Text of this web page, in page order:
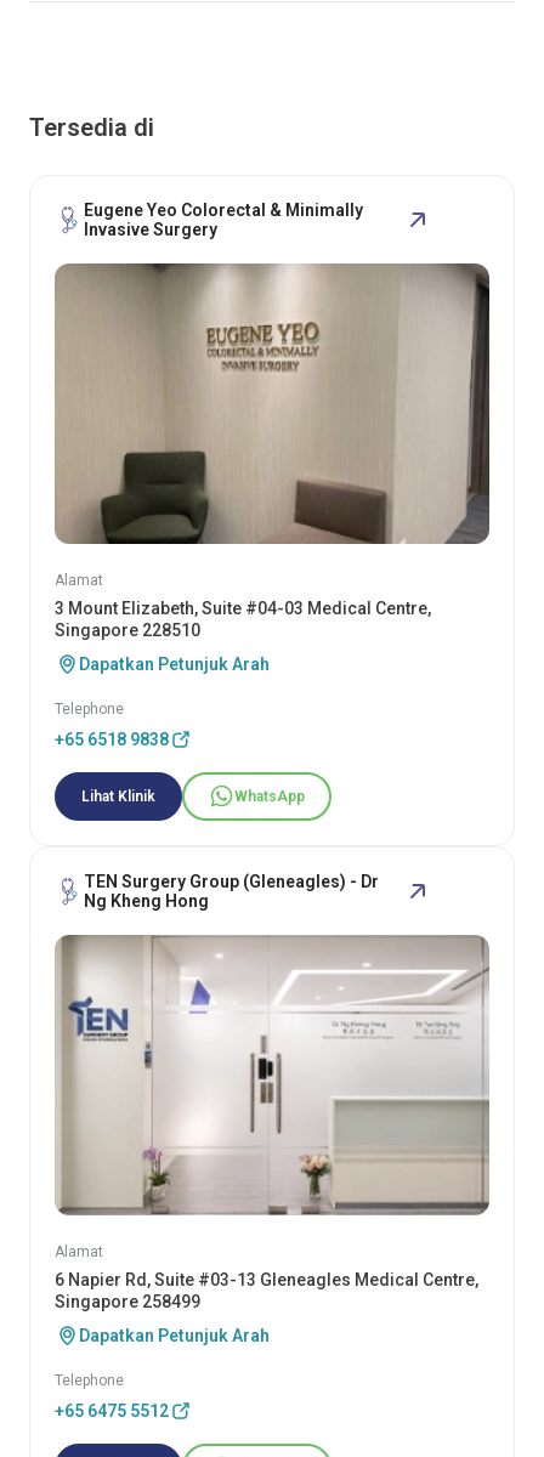
Tersedia di
Eugene Yeo Colorectal & Minimally
Invasive Surgery
Alamat
3 Mount Elizabeth, Suite #04-03 Medical Centre,
Singapore 228510
Dapatkan Petunjuk Arah
Telephone
+65 6518 9838
Lihat Klinik WhatsApp
TEN Surgery Group (Gleneagles) - Dr
Ng Kheng Hong
Alamat
6 Napier Rd, Suite #03-13 Gleneagles Medical Centre,
Singapore 258499
Dapatkan Petunjuk Arah
Telephone
+65 6475 5512